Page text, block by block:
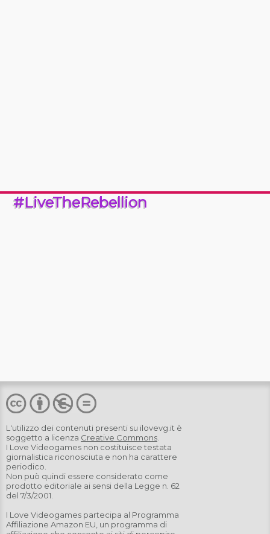
#LiveTheRebellion
L'utilizzo dei contenuti presenti su ilovevg.it è
soggetto a licenza Creative Commons
I Love Videogames non costituisce testata
giornalistica riconosciuta e non ha carattere
periodico.
Non può quindi essere considerato come
prodotto editoriale ai sensi della Legge n. 62
del 7/3/2001.
I Love Videogames partecipa al Programma
Affiliazione Amazon EU, un programma di